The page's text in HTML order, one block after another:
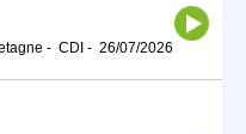
- CDI - 26/07/2026